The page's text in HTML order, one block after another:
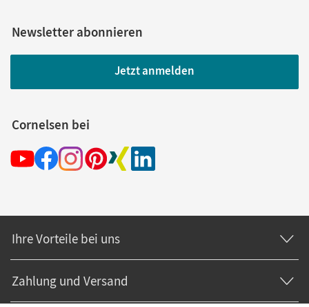
Newsletter abonnieren
Jetzt anmelden
Cornelsen bei
Ihre Vorteile bei uns
Zahlung und Versand